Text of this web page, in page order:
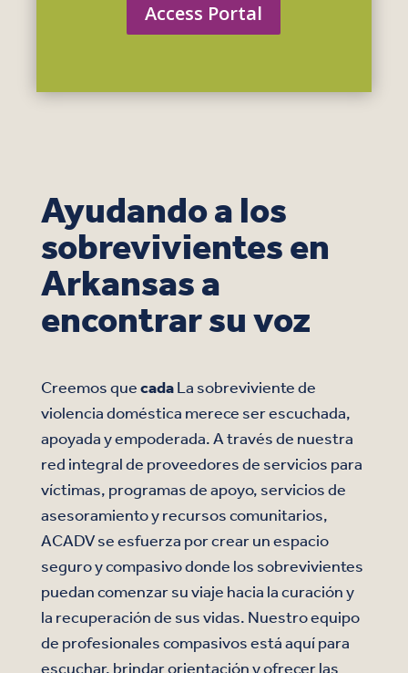
Access Portal
Ayudando a los
sobrevivientes en
Arkansas a
encontrar su voz
Creemos quecadaLa sobreviviente de
violencia doméstica merece ser escuchada,
apoyada y empoderada. A través de nuestra
red integral de proveedores de servicios para
víctimas, programas de apoyo, servicios de
asesoramiento y recursos comunitarios,
ACADV se esfuerza por crear un espacio
seguro y compasivo donde los sobrevivientes
puedan comenzar su viaje hacia la curación y
la recuperación de sus vidas. Nuestro equipo
de profesionales compasivos está aquí para
escuchar, brindar orientación y ofrecer las